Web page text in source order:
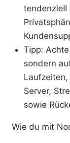
tendenziell
Tipp:
sondern
Server,
sowie
Wie du mit